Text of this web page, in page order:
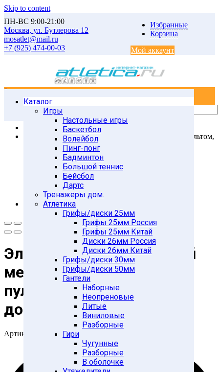
Skip to content
ПН-ВС 9:00-21:00
Москва, ул. Бутлерова 12
mosatlet@mail.ru
+7 (925) 474-00-03
Избранные
Корзина
Мой аккаунт
0
Каталог
Игры
Настольные игры
Баскетбол
Волейбол
Пинг-понг
Бадминтон
Большой теннис
Бейсбол
Дартс
Тренажеры дом.
Атлетика
Грифы/диски 25мм
Грифы 25мм Россия
Грифы 25мм Китай
Диски 26мм Россия
Диски 26мм Китай
Грифы/диски 30мм
Грифы/диски 50мм
Гантели
Наборные
Неопреновые
Литые
Виниловые
Разборные
Гири
Чугунные
Разборные
В оболочке
Главная
Товары
Единоборства
Силомеры КИКТЕСТ
Электронный боксерский мешок Киктест-100 с пультом,
бесплатная доставка по России*
Электронный боксерский
мешок Киктест-100 с
пультом, бесплатная
доставка по России*
Артикул: 110287